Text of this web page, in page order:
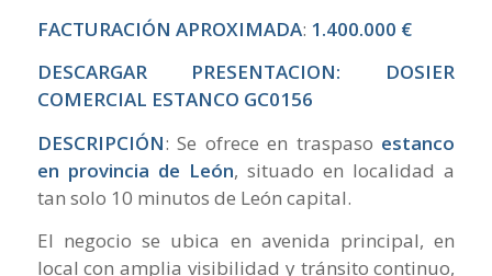
FACTURACIÓN APROXIMADA: 1.400.000 €
DESCARGAR PRESENTACION: DOSIER
COMERCIAL ESTANCO GC0156
DESCRIPCIÓN: Se ofrece en traspaso estanco
en provincia de León, situado en localidad a
tan solo 10 minutos de León capital.
El negocio se ubica en avenida principal, en
local con amplia visibilidad y tránsito continuo,